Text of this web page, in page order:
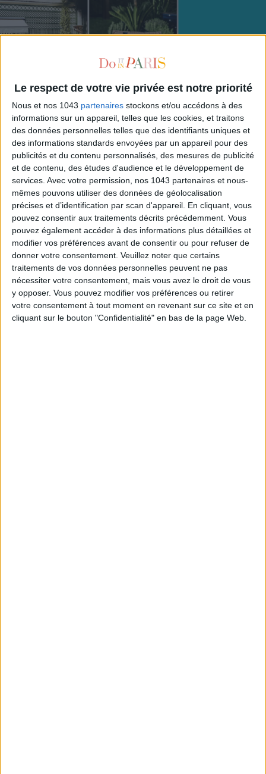
Le respect de votre vie privée est notre priorité
Nous et nos 1043 partenaires stockons et/ou accédons à des
informations sur un appareil, telles que les cookies, et traitons
des données personnelles telles que des identifiants uniques et
des informations standards envoyées par un appareil pour des
publicités et du contenu personnalisés, des mesures de publicité
et de contenu, des études d'audience et le développement de
services. Avec votre permission, nos 1043 partenaires et nous-
mêmes pouvons utiliser des données de géolocalisation
précises et d’identification par scan d'appareil. En cliquant, vous
pouvez consentir aux traitements décrits précédemment. Vous
pouvez également accéder à des informations plus détaillées et
modifier vos préférences avant de consentir ou pour refuser de
donner votre consentement. Veuillez noter que certains
traitements de vos données personnelles peuvent ne pas
nécessiter votre consentement, mais vous avez le droit de vous
y opposer. Vous pouvez modifier vos préférences ou retirer
votre consentement à tout moment en revenant sur ce site et en
cliquant sur le bouton "Confidentialité" en bas de la page Web.
TOUT CE QUE VOUS DEVEZ FAIRE À PARIS EN AOÛT
LES SPF 50 QUI DONNENT ENVIE DE SE TARTINER